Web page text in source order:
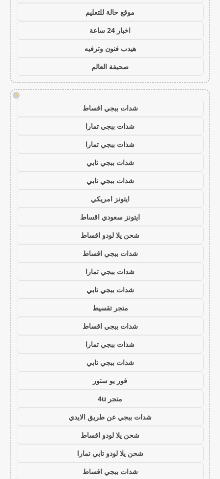
موقع حالة للتعليم
اخبار 24 ساعة
هيدب فنون وترفيه
صحيفة العالم
!
شدات ببجي اقساط
شدات ببجي تمارا
شدات ببجي تمارا
شدات ببجي تابي
شدات ببجي تابي
ايتونز امريكي
ايتونز سعودي اقساط
شحن يلا لودو اقساط
شدات ببجي اقساط
شدات ببجي تمارا
شدات ببجي تابي
متجر تقسيط
شدات ببجي اقساط
شدات ببجي تمارا
شدات ببجي تابي
فور يو ستور
متجر 4u
شدات ببجي عن طريق الايدي
شحن يلا لودو اقساط
شحن يلا لودو تابي تمارا
شدات ببجي اقساط